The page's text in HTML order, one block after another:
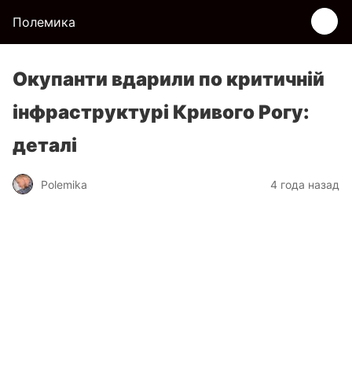
Полемика
Окупанти вдарили по критичній
інфраструктурі Кривого Рогу:
деталі
Polemika 4 года назад